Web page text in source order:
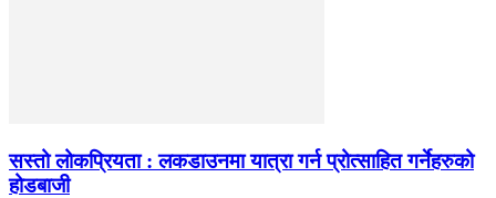
सस्तो लोकप्रियता : लकडाउनमा यात्रा गर्न प्रोत्साहित गर्नेहरुको
होडबाजी